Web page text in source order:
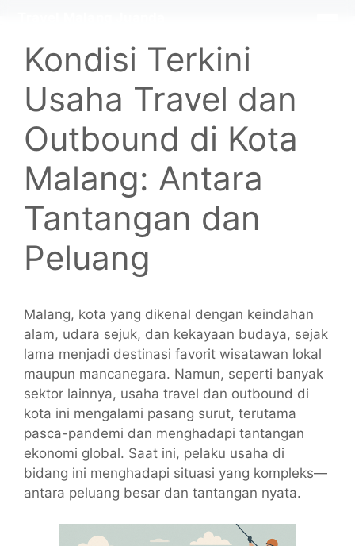
Kondisi Terkini
Usaha Travel dan
Outbound di Kota
Malang: Antara
Tantangan dan
Peluang
Malang, kota yang dikenal dengan keindahan
alam, udara sejuk, dan kekayaan budaya, sejak
lama menjadi destinasi favorit wisatawan lokal
maupun mancanegara. Namun, seperti banyak
sektor lainnya, usaha travel dan outbound di
kota ini mengalami pasang surut, terutama
pasca-pandemi dan menghadapi tantangan
ekonomi global. Saat ini, pelaku usaha di
bidang ini menghadapi situasi yang kompleks—
antara peluang besar dan tantangan nyata.